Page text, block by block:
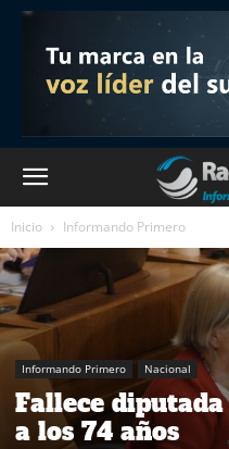
Inicio Informando Primero
Informando Primero Nacional
Fallece
a los 74 años